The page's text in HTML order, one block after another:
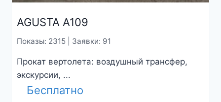
AGUSTA A109
Показы: 2315 | Заявки: 91
Прокат вертолета: воздушный трансфер,
экскурсии, ...
Бесплатно